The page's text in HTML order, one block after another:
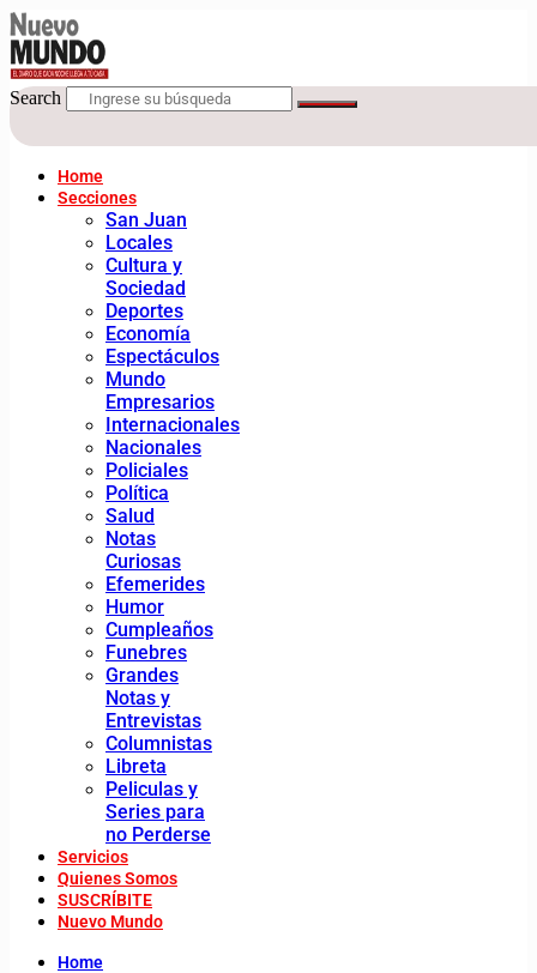
Search
Home
Secciones
San Juan
Locales
Cultura y
Sociedad
Deportes
Economía
Espectáculos
Mundo
Empresarios
Internacionales
Nacionales
Policiales
Política
Salud
Notas
Curiosas
Efemerides
Humor
Cumpleaños
Funebres
Grandes
Notas y
Entrevistas
Columnistas
Libreta
Peliculas y
Series para
no Perderse
Servicios
Quienes Somos
SUSCRÍBITE
Nuevo Mundo
Home